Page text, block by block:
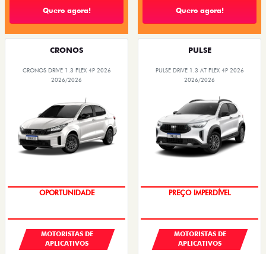
Quero agora! Quero agora!
CRONOS
CRONOS DRIVE 1.3 FLEX 4P 2026
2026/2026
OPORTUNIDADE
MOTORISTAS DE
APLICATIVOS
PULSE
PULSE DRIVE 1.3 AT FLEX 4P 2026
2026/2026
PREÇO IMPERDÍVEL
MOTORISTAS DE
APLICATIVOS